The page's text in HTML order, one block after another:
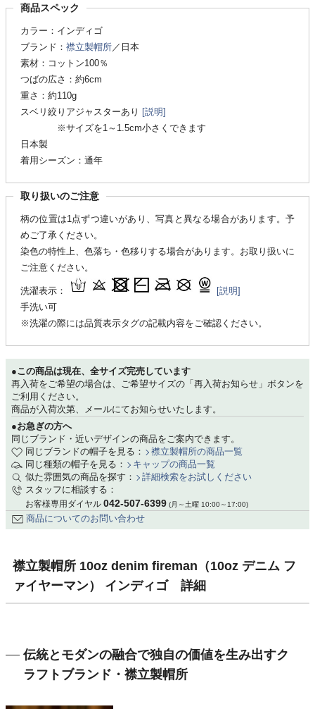
商品スペック
カラー：インディゴ
ブランド： 襟立製帽所 ／日本
素材：コットン100％
つばの広さ：約6cm
重さ：約110g
スベリ絞りアジャスターあり [説明]
※サイズを1～1.5cm小さくできます
日本製
着用シーズン：通年
取り扱いのご注意
柄の位置は1点ずつ違いがあり、写真と異なる場合があります。予
めご了承ください。
染色の特性上、色落ち・色移りする場合があります。お取り扱いに
ご注意ください。
洗濯表示：
[説明]
手洗い可
※洗濯の際には品質表示タグの記載内容をご確認ください。
●この商品は現在、全サイズ完売しています
再入荷をご希望の場合は、ご希望サイズの「再入荷お知らせ」ボタンを
ご利用ください。
商品が入荷次第、メールにてお知らせいたします。
●お急ぎの方へ
同じブランド・近いデザインの商品をご案内できます。
同じブランドの帽子を見る：
襟立製帽所の商品一覧
同じ種類の帽子を見る：
キャップの商品一覧
似た雰囲気の商品を探す：
詳細検索をお試しください
スタッフに相談する：
お客様専用ダイヤル 042-507-6399 (月～土曜 10:00～17:00)
商品についてのお問い合わせ
襟立製帽所 10oz denim fireman（10oz デニム フ
ァイヤーマン） インディゴ 詳細
伝統とモダンの融合で独自の価値を生み出すク
ラフトブランド・襟立製帽所